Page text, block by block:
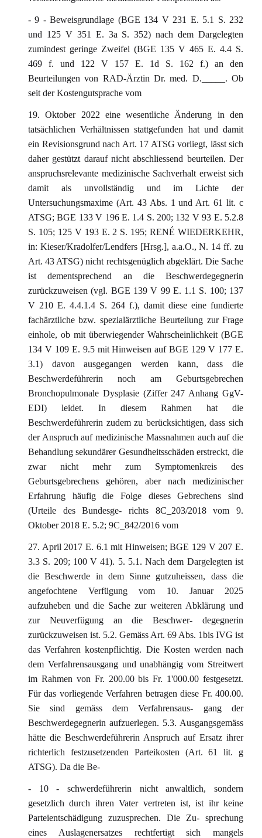
- 9 - Beweisgrundlage (BGE 134 V 231 E. 5.1 S. 232
und 125 V 351 E. 3a S. 352) nach dem Dargelegten
zumindest geringe Zweifel (BGE 135 V 465 E. 4.4 S.
469 f. und 122 V 157 E. 1d S. 162 f.) an den
Beurteilungen von RAD-Ärztin Dr. med. D._____. Ob
seit der Kostengutsprache vom
19. Oktober 2022 eine wesentliche Änderung in den
tatsächlichen Verhältnissen stattgefunden hat und damit
ein Revisionsgrund nach Art. 17 ATSG vorliegt, lässt sich
daher gestützt darauf nicht abschliessend beurteilen. Der
anspruchsrelevante medizinische Sachverhalt erweist sich
damit als unvollständig und im Lichte der
Untersuchungsmaxime (Art. 43 Abs. 1 und Art. 61 lit. c
ATSG; BGE 133 V 196 E. 1.4 S. 200; 132 V 93 E. 5.2.8
S. 105; 125 V 193 E. 2 S. 195; RENÉ WIEDERKEHR,
in: Kieser/Kradolfer/Lendfers [Hrsg.], a.a.O., N. 14 ff. zu
Art. 43 ATSG) nicht rechtsgenüglich abgeklärt. Die Sache
ist dementsprechend an die Beschwerdegegnerin
zurückzuweisen (vgl. BGE 139 V 99 E. 1.1 S. 100; 137
V 210 E. 4.4.1.4 S. 264 f.), damit diese eine fundierte
fachärztliche bzw. spezialärztliche Beurteilung zur Frage
einhole, ob mit überwiegender Wahrscheinlichkeit (BGE
134 V 109 E. 9.5 mit Hinweisen auf BGE 129 V 177 E.
3.1) davon ausgegangen werden kann, dass die
Beschwerdeführerin noch am Geburtsgebrechen
Bronchopulmonale Dysplasie (Ziffer 247 Anhang GgV-
EDI) leidet. In diesem Rahmen hat die
Beschwerdeführerin zudem zu berücksichtigen, dass sich
der Anspruch auf medizinische Massnahmen auch auf die
Behandlung sekundärer Gesundheitsschäden erstreckt, die
zwar nicht mehr zum Symptomenkreis des
Geburtsgebrechens gehören, aber nach medizinischer
Erfahrung häufig die Folge dieses Gebrechens sind
(Urteile des Bundesge- richts 8C_203/2018 vom 9.
Oktober 2018 E. 5.2; 9C_842/2016 vom
27. April 2017 E. 6.1 mit Hinweisen; BGE 129 V 207 E.
3.3 S. 209; 100 V 41). 5. 5.1. Nach dem Dargelegten ist
die Beschwerde in dem Sinne gutzuheissen, dass die
angefochtene Verfügung vom 10. Januar 2025
aufzuheben und die Sache zur weiteren Abklärung und
zur Neuverfügung an die Beschwer- degegnerin
zurückzuweisen ist. 5.2. Gemäss Art. 69 Abs. 1bis IVG ist
das Verfahren kostenpflichtig. Die Kosten werden nach
dem Verfahrensausgang und unabhängig vom Streitwert
im Rahmen von Fr. 200.00 bis Fr. 1'000.00 festgesetzt.
Für das vorliegende Verfahren betragen diese Fr. 400.00.
Sie sind gemäss dem Verfahrensaus- gang der
Beschwerdegegnerin aufzuerlegen. 5.3. Ausgangsgemäss
hätte die Beschwerdeführerin Anspruch auf Ersatz ihrer
richterlich festzusetzenden Parteikosten (Art. 61 lit. g
ATSG). Da die Be-
- 10 - schwerdeführerin nicht anwaltlich, sondern
gesetzlich durch ihren Vater vertreten ist, ist ihr keine
Parteientschädigung zuzusprechen. Die Zu- sprechung
eines Auslagenersatzes rechtfertigt sich mangels